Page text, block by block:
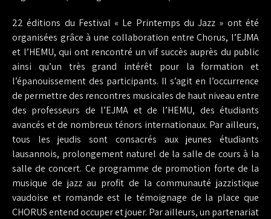
22 éditions du Festival « Le Printemps du Jazz » ont été
organisées grâce à une collaboration entre Chorus, l’EJMA
et l’HEMU, qui ont rencontré un vif succès auprès du public
ainsi qu’un très grand intérêt pour la formation et
l’épanouissement des participants. Il s’agit en l’occurrence
de permettre des rencontres musicales de haut niveau entre
des professeurs de l’EJMA et de l’HEMU, des étudiants
avancés et de nombreux ténors internationaux. Par ailleurs,
tous les jeudis sont consacrés aux jeunes étudiants
lausannois, prolongement naturel de la salle de cours à la
salle de concert. Ce programme de promotion forte de la
musique de jazz au profit de la communauté jazzistique
vaudoise et romande est le témoignage de la place que
CHORUS entend occuper et jouer. Par ailleurs, un partenariat